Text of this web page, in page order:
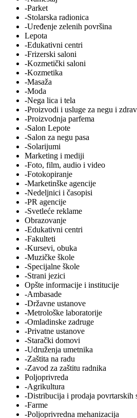
-Parket
-Stolarska radionica
-Uređenje zelenih površina
Lepota
-Edukativni centri
-Frizerski saloni
-Kozmetički saloni
-Kozmetika
-Masaža
-Moda
-Nega lica i tela
-Proizvodi i usluge za negu i
-Proizvodnja parfema
-Salon Lepote
-Salon za negu pasa
-Solarijumi
Marketing i mediji
-Foto, film, audio i video
-Fotokopiranje
-Marketinške agencije
-Nedeljnici i časopisi
-PR agencije
-Svetleće reklame
Obrazovanje
-Edukativni centri
-Fakulteti
-Kursevi, obuka
-Muzičke škole
-Specijalne škole
-Strani jezici
Opšte informacije i institucije
-Ambasade
-Državne ustanove
-Metrološke laboratorije
-Omladinske zadruge
-Privatne ustanove
-Starački domovi
-Udruženja umetnika
-Zaštita na radu
-Zavod za zaštitu radnika
Poljoprivreda
-Agrikultura
-Distribucija i prodaja povrtarskih
-Farme
-Poljoprivredna mehanizacija